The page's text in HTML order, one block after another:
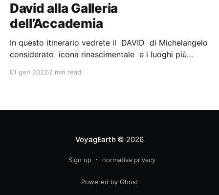
David alla Galleria
dell’Accademia
In questo itinerario vedrete il DAVID di Michelangelo
considerato icona rinascimentale e i luoghi più
dell’Accademia Questa galleria ha un valore storico
01 gen 2022 2 min read
VoyagEarth © 2026
Sign up normativa privacy
Powered by Ghost